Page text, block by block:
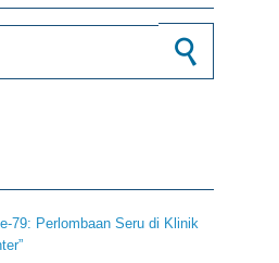
79: Perlombaan Seru di Klinik